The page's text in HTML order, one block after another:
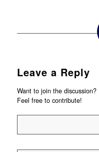
Leave a Reply
Want to join the discussion?
Feel free to contribute!